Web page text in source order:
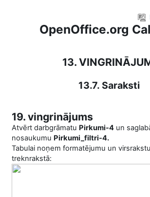
OpenOffice.org
13.
13.7. Saraksti
19. vingrinājums
Atvērt darbgrāmatu Pirkumi-4 un
nosaukumu Pirkumi_filtri-4.
Tabulai noņem formatējumu un
treknrakstā: